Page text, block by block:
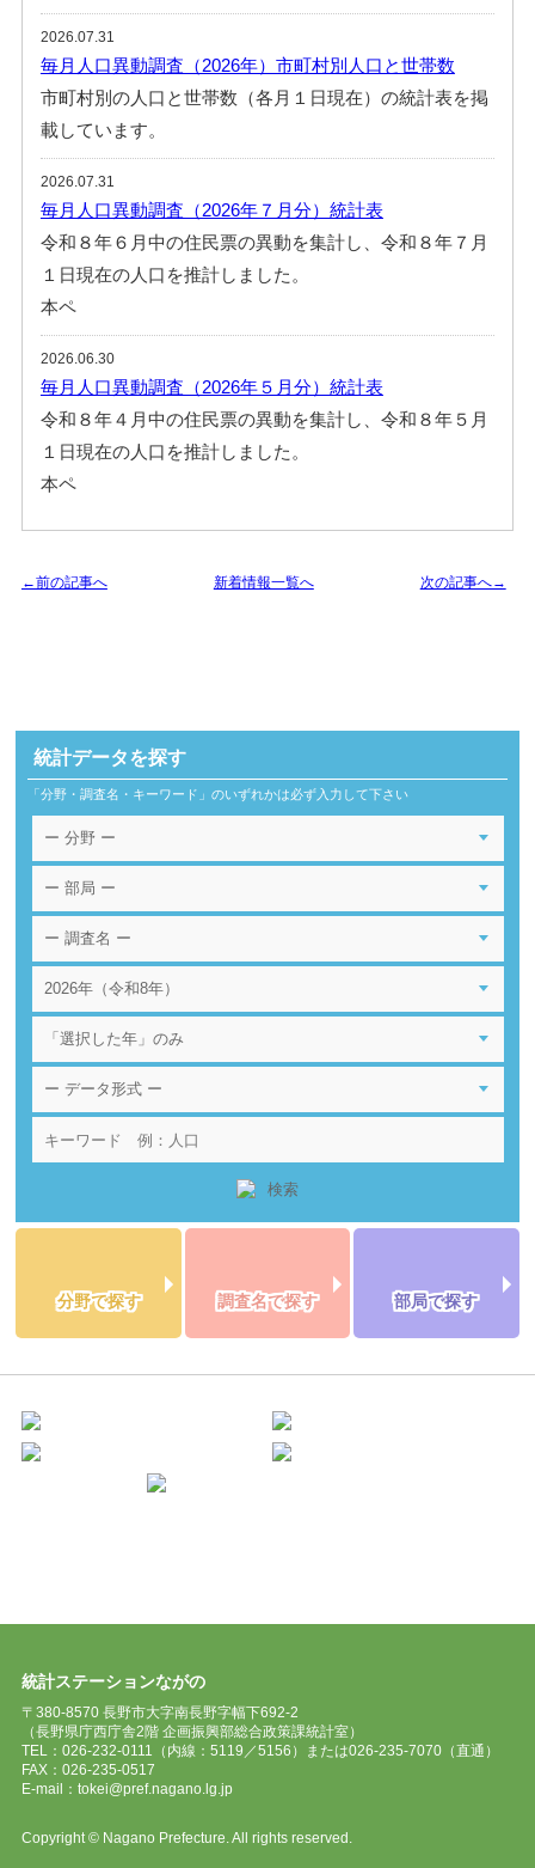
2026.07.31
毎月人口異動調査（2026年）市町村別人口と世帯数
市町村別の人口と世帯数（各月１日現在）の統計表を掲
載しています。
2026.07.31
毎月人口異動調査（2026年７月分）統計表
令和８年６月中の住民票の異動を集計し、令和８年７月
１日現在の人口を推計しました。
本ペ
2026.06.30
毎月人口異動調査（2026年５月分）統計表
令和８年４月中の住民票の異動を集計し、令和８年５月
１日現在の人口を推計しました。
本ペ
←前の記事へ 新着情報一覧へ 次の記事へ→
統計データを探す
「分野・調査名・キーワード」のいずれかは必ず入力して下さい
分野で探す 調査名で探す 部局で探す
統計ステーションながの
〒380-8570 長野市大字南長野字幅下692-2
（長野県庁西庁舎2階 企画振興部総合政策課統計室）
TEL：026-232-0111（内線：5119／5156）または026-235-7070（直通）
FAX：026-235-0517
E-mail：tokei@pref.nagano.lg.jp
Copyright © Nagano Prefecture. All rights reserved.